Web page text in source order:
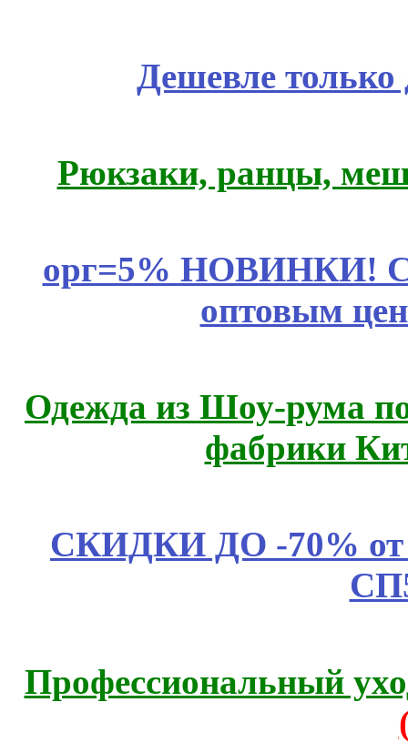
Дешевле
Рюкзаки, ранцы,
орг=5% НОВИНКИ!
оптовым
Одежда из Шоу-рума
фабрики
СКИДКИ ДО -70%
Профессиональный